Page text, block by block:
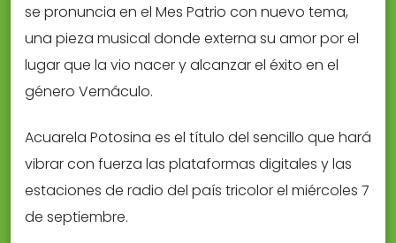
se pronuncia en el Mes Patrio con nuevo tema,
una pieza musical donde externa su amor por el
lugar que la vio nacer y alcanzar el éxito en el
género Vernáculo.
Acuarela Potosina es el título del sencillo que hará
vibrar con fuerza las plataformas digitales y las
estaciones de radio del país tricolor el miércoles 7
de septiembre.